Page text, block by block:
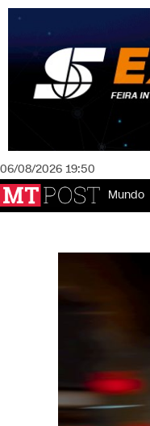
06/08/2026 19:50
Mundo